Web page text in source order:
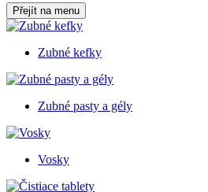
Přejít na menu
Zubné kefky
Zubné pasty a gély
Vosky